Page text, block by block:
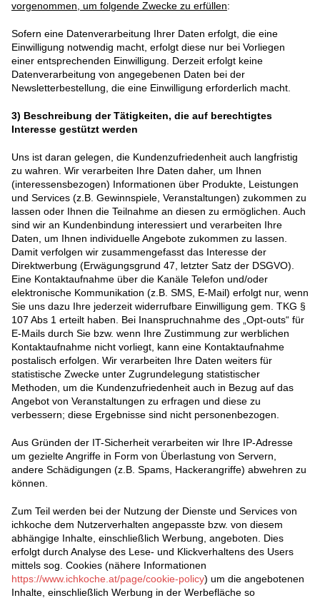
vorgenommen, um folgende Zwecke zu erfüllen:
Sofern eine Datenverarbeitung Ihrer Daten erfolgt, die eine
Einwilligung notwendig macht, erfolgt diese nur bei Vorliegen
einer entsprechenden Einwilligung. Derzeit erfolgt keine
Datenverarbeitung von angegebenen Daten bei der
Newsletterbestellung, die eine Einwilligung erforderlich macht.
3) Beschreibung der Tätigkeiten, die auf berechtigtes
Interesse gestützt werden
Uns ist daran gelegen, die Kundenzufriedenheit auch langfristig
zu wahren. Wir verarbeiten Ihre Daten daher, um Ihnen
(interessensbezogen) Informationen über Produkte, Leistungen
und Services (z.B. Gewinnspiele, Veranstaltungen) zukommen zu
lassen oder Ihnen die Teilnahme an diesen zu ermöglichen. Auch
sind wir an Kundenbindung interessiert und verarbeiten Ihre
Daten, um Ihnen individuelle Angebote zukommen zu lassen.
Damit verfolgen wir zusammengefasst das Interesse der
Direktwerbung (Erwägungsgrund 47, letzter Satz der DSGVO).
Eine Kontaktaufnahme über die Kanäle Telefon und/oder
elektronische Kommunikation (z.B. SMS, E-Mail) erfolgt nur, wenn
Sie uns dazu Ihre jederzeit widerrufbare Einwilligung gem. TKG §
107 Abs 1 erteilt haben. Bei Inanspruchnahme des „Opt-outs“ für
E-Mails durch Sie bzw. wenn Ihre Zustimmung zur werblichen
Kontaktaufnahme nicht vorliegt, kann eine Kontaktaufnahme
postalisch erfolgen. Wir verarbeiten Ihre Daten weiters für
statistische Zwecke unter Zugrundelegung statistischer
Methoden, um die Kundenzufriedenheit auch in Bezug auf das
Angebot von Veranstaltungen zu erfragen und diese zu
verbessern; diese Ergebnisse sind nicht personenbezogen.
Aus Gründen der IT-Sicherheit verarbeiten wir Ihre IP-Adresse
um gezielte Angriffe in Form von Überlastung von Servern,
andere Schädigungen (z.B. Spams, Hackerangriffe) abwehren zu
können.
Zum Teil werden bei der Nutzung der Dienste und Services von
ichkoche dem Nutzerverhalten angepasste bzw. von diesem
abhängige Inhalte, einschließlich Werbung, angeboten. Dies
erfolgt durch Analyse des Lese- und Klickverhaltens des Users
mittels sog. Cookies (nähere Informationen
https://www.ichkoche.at/page/cookie-policy) um die angebotenen
Inhalte, einschließlich Werbung in der Werbefläche so